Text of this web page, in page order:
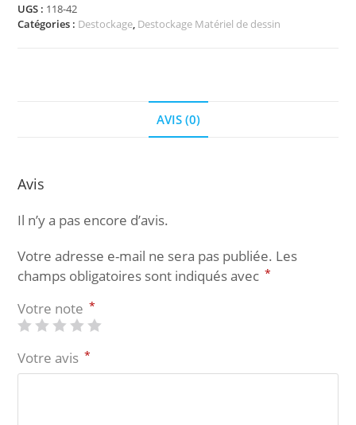
Equerre
en
UGS : 118-42
Catégories : Destockage, Destockage Matériel de dessin
AVIS (0)
Avis
Il n’y a pas encore d’avis.
Votre adresse e-mail ne sera pas publiée. Les
champs obligatoires sont indiqués avec *
Votre note *
Votre avis *